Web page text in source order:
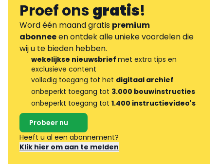
Proef onsgratis!
Word één maand gratis premium
abonneeen ontdek alle unieke voordelen die
wij u te bieden hebben.
wekelijkse nieuwsbrief met extra tips en
exclusieve content
volledig toegang tot het digitaal archief
onbeperkt toegang tot 3.000 bouwinstructies
onbeperkt toegang tot 1.400 instructievideo's
Probeer nu
Heeft u al een abonnement?
Klik hier om aan te melden